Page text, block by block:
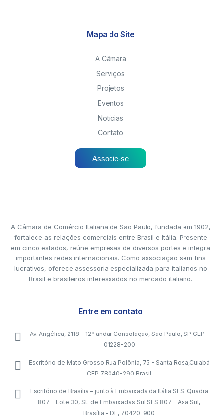
Mapa do Site
A Câmara
Serviços
Projetos
Eventos
Notícias
Contato
Associe-se
A Câmara de Comércio Italiana de São Paulo, fundada em 1902,
fortalece as relações comerciais entre Brasil e Itália. Presente
em cinco estados, reúne empresas de diversos portes e integra
importantes redes internacionais. Como associação sem fins
lucrativos, oferece assessoria especializada para italianos no
Brasil e brasileiros interessados no mercado italiano.
Entre em contato
Av. Angélica, 2118 - 12º andar Consolação, São Paulo, SP CEP -
01228-200
Escritório de Mato Grosso Rua Polônia, 75 - Santa Rosa,Cuiabá
CEP 78040-290 Brasil
Escritório de Brasília – junto à Embaixada da Itália SES-Quadra
807 - Lote 30, St. de Embaixadas Sul SES 807 - Asa Sul,
Brasília - DF, 70420-900